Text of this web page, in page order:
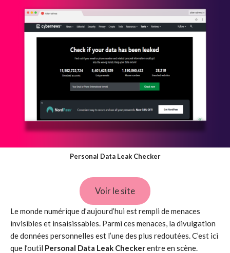
Personal Data Leak Checker
Voir le site
Le monde numérique d’aujourd’hui est rempli de menaces
invisibles et insaisissables. Parmi ces menaces, la divulgation
de données personnelles est l’une des plus redoutées. C’est ici
que l’outil Personal Data Leak Checkerentre en scène.